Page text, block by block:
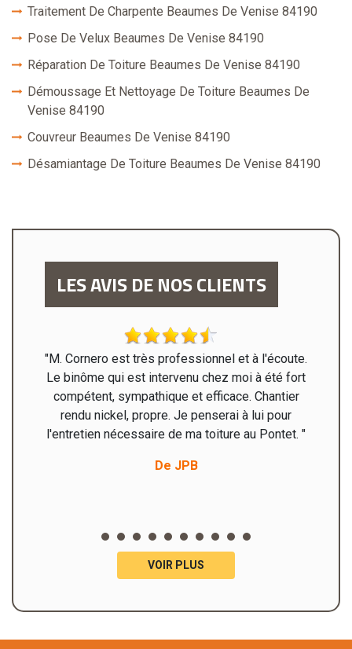
Traitement De Charpente Beaumes De Venise 84190
Pose De Velux Beaumes De Venise 84190
Réparation De Toiture Beaumes De Venise 84190
Démoussage Et Nettoyage De Toiture Beaumes De
Venise 84190
Couvreur Beaumes De Venise 84190
Désamiantage De Toiture Beaumes De Venise 84190
LES AVIS DE NOS CLIENTS
"M. Cornero est très professionnel et à l'écoute.
Le binôme qui est intervenu chez moi à été fort
compétent, sympathique et efficace. Chantier
rendu nickel, propre. Je penserai à lui pour
l'entretien nécessaire de ma toiture au Pontet. "
De JPB
VOIR PLUS